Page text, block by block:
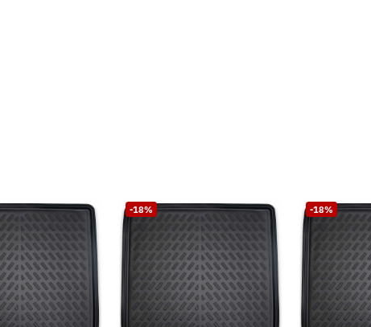
-18% -18%